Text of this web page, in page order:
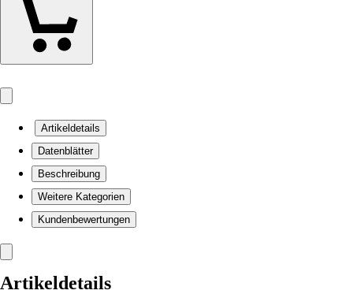
Artikeldetails
Datenblätter
Beschreibung
Weitere Kategorien
Kundenbewertungen
Artikeldetails